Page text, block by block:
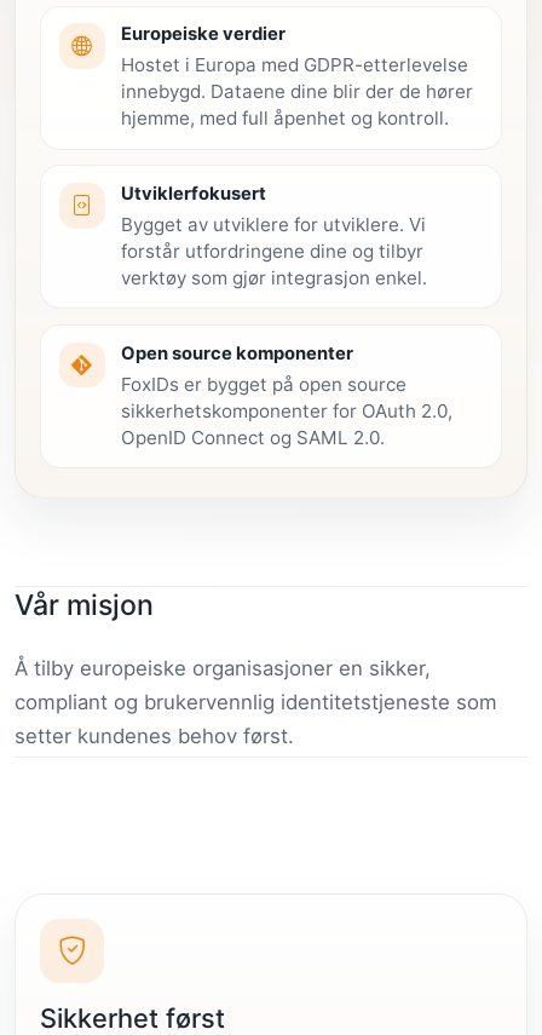
Europeiske verdier
Hostet i Europa med GDPR-etterlevelse
innebygd. Dataene dine blir der de hører
hjemme, med full åpenhet og kontroll.
Utviklerfokusert
Bygget av utviklere for utviklere. Vi
forstår utfordringene dine og tilbyr
verktøy som gjør integrasjon enkel.
Open source komponenter
FoxIDs er bygget på open source
sikkerhetskomponenter for OAuth 2.0,
OpenID Connect og SAML 2.0.
Vår misjon
Å tilby europeiske organisasjoner en sikker,
compliant og brukervennlig identitetstjeneste som
setter kundenes behov først.
Sikkerhet først